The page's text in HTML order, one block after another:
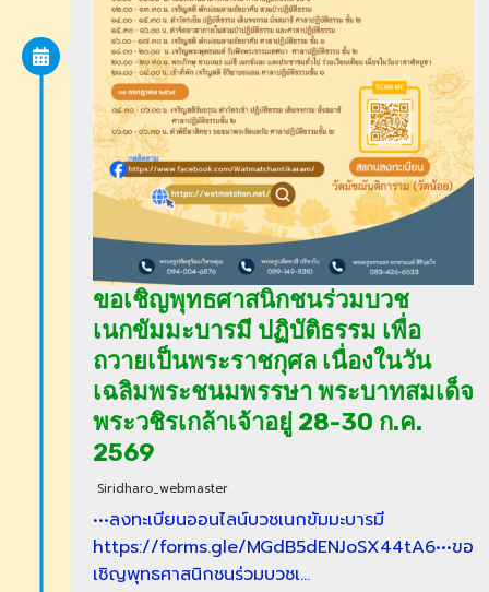
ขอเชิญพุทธศาสนิกชนร่วมบวช
เนกขัมมะบารมี ปฏิบัติธรรม เพื่อ
ถวายเป็นพระราชกุศล เนื่องในวัน
เฉลิมพระชนมพรรษา พระบาทสมเด็จ
พระวชิรเกล้าเจ้าอยู่ 28-30 ก.ค.
2569
Siridharo_webmaster
•••ลงทะเบียนออนไลน์บวชเนกขัมมะบารมี
https://forms.gle/MGdB5dENJoSX44tA6•••ขอ
เชิญพุทธศาสนิกชนร่วมบวชเ…